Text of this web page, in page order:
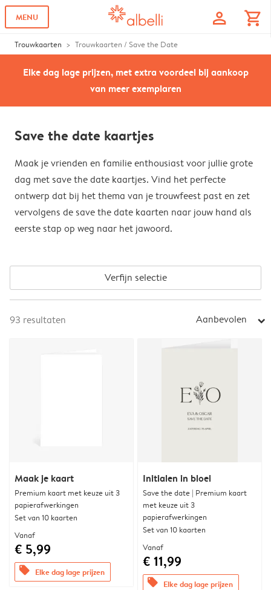
MENU profile shopping_cart
Trouwkaarten Trouwkaarten / Save the Date
Elke dag lage prijzen, met extra voordeel bij aankoop
van meer exemplaren
Save the date kaartjes
Maak je vrienden en familie enthousiast voor jullie grote
dag met save the date kaartjes. Vind het perfecte
ontwerp dat bij het thema van je trouwfeest past en zet
vervolgens de save the date kaarten naar jouw hand als
eerste stap op weg naar het jawoord.
Verfijn selectie
93 resultaten Aanbevolen arrow_right
Maak je kaart
Premium kaart met keuze uit 3
papierafwerkingen
Set van 10 kaarten
Vanaf
€ 5,99
offers Elke dag lage prijzen
Initialen in bloei
Save the date | Premium kaart
met keuze uit 3
papierafwerkingen
Set van 10 kaarten
Vanaf
€ 11,99
offers Elke dag lage prijzen